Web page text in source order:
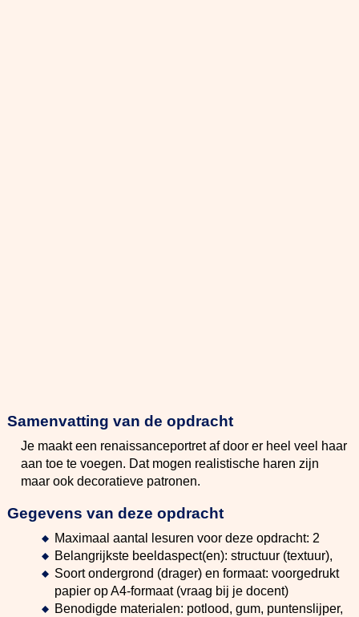
Samenvatting van de opdracht
Je maakt een renaissanceportret af door er heel veel haar
aan toe te voegen. Dat mogen realistische haren zijn
maar ook decoratieve patronen.
Gegevens van deze opdracht
Maximaal aantal lesuren voor deze opdracht: 2
Belangrijkste beeldaspect(en): structuur (textuur),
Soort ondergrond (drager) en formaat: voorgedrukt
papier op A4-formaat (vraag bij je docent)
Benodigde materialen: potlood, gum, puntenslijper,